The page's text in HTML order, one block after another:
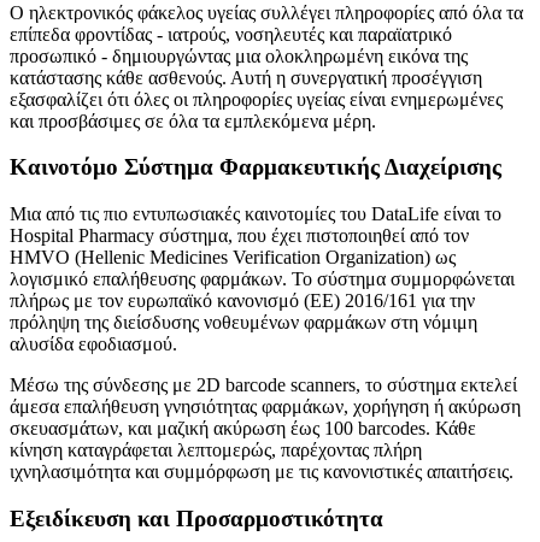
Ο ηλεκτρονικός φάκελος υγείας συλλέγει πληροφορίες από όλα τα
επίπεδα φροντίδας - ιατρούς, νοσηλευτές και παραϊατρικό
προσωπικό - δημιουργώντας μια ολοκληρωμένη εικόνα της
κατάστασης κάθε ασθενούς. Αυτή η συνεργατική προσέγγιση
εξασφαλίζει ότι όλες οι πληροφορίες υγείας είναι ενημερωμένες
και προσβάσιμες σε όλα τα εμπλεκόμενα μέρη.
Καινοτόμο Σύστημα Φαρμακευτικής Διαχείρισης
Μια από τις πιο εντυπωσιακές καινοτομίες του DataLife είναι το
Hospital Pharmacy σύστημα, που έχει πιστοποιηθεί από τον
HMVO (Hellenic Medicines Verification Organization) ως
λογισμικό επαλήθευσης φαρμάκων. Το σύστημα συμμορφώνεται
πλήρως με τον ευρωπαϊκό κανονισμό (ΕΕ) 2016/161 για την
πρόληψη της διείσδυσης νοθευμένων φαρμάκων στη νόμιμη
αλυσίδα εφοδιασμού.
Μέσω της σύνδεσης με 2D barcode scanners, το σύστημα εκτελεί
άμεσα επαλήθευση γνησιότητας φαρμάκων, χορήγηση ή ακύρωση
σκευασμάτων, και μαζική ακύρωση έως 100 barcodes. Κάθε
κίνηση καταγράφεται λεπτομερώς, παρέχοντας πλήρη
ιχνηλασιμότητα και συμμόρφωση με τις κανονιστικές απαιτήσεις.
Εξειδίκευση και Προσαρμοστικότητα